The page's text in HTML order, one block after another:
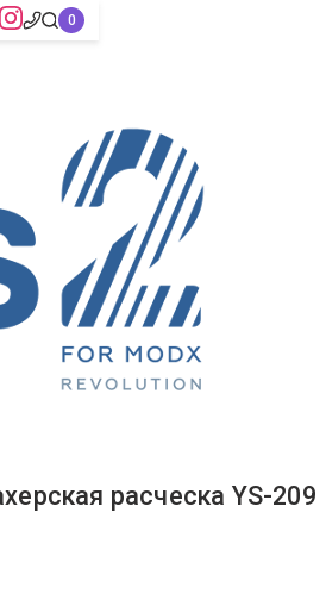
расческа YS-209